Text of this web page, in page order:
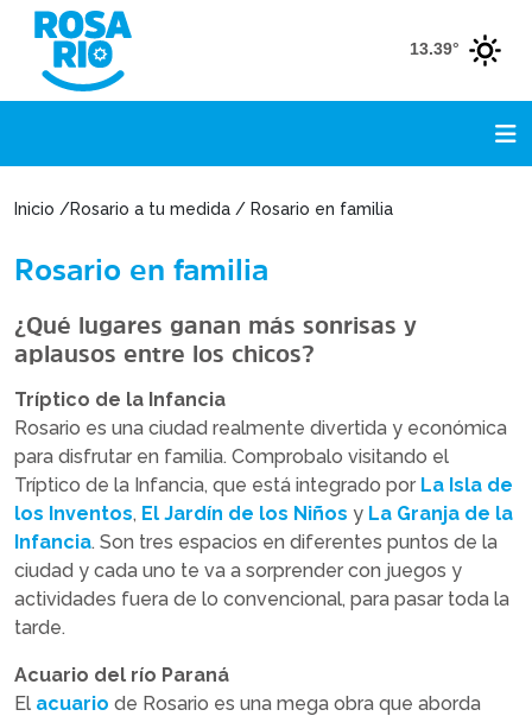
13.39°
Inicio /Rosario a tu medida / Rosario en familia
Rosario en familia
¿Qué lugares ganan más sonrisas y
aplausos entre los chicos?
Tríptico de la Infancia
Rosario es una ciudad realmente divertida y económica
para disfrutar en familia. Comprobalo visitando el
Tríptico de la Infancia, que está integrado por La Isla de
los Inventos, El Jardín de los Niños y La Granja de la
Infancia. Son tres espacios en diferentes puntos de la
ciudad y cada uno te va a sorprender con juegos y
actividades fuera de lo convencional, para pasar toda la
tarde.
Acuario del río Paraná
El acuario de Rosario es una mega obra que aborda